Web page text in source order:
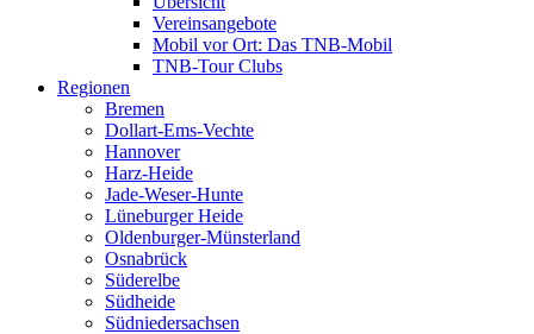
Vereinsangebote
Mobil vor Ort: Das TNB-Mobil
TNB-Tour Clubs
Regionen
Bremen
Dollart-Ems-Vechte
Hannover
Harz-Heide
Jade-Weser-Hunte
Lüneburger Heide
Oldenburger-Münsterland
Osnabrück
Süderelbe
Südheide
Südniedersachsen